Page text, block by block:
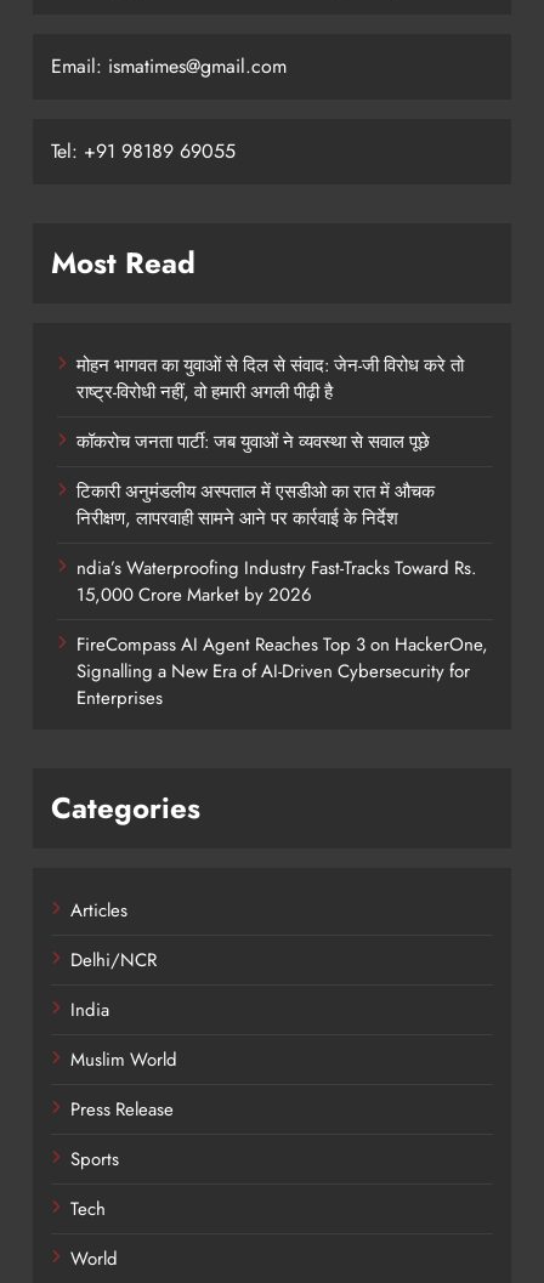
Email: ismatimes@gmail.com
Tel: +91 98189 69055
Most Read
मोहन भागवत का युवाओं से दिल से संवाद: जेन-जी विरोध करे तो
राष्ट्र-विरोधी नहीं, वो हमारी अगली पीढ़ी है
कॉकरोच जनता पार्टी: जब युवाओं ने व्यवस्था से सवाल पूछे
टिकारी अनुमंडलीय अस्पताल में एसडीओ का रात में औचक
निरीक्षण, लापरवाही सामने आने पर कार्रवाई के निर्देश
ndia’s Waterproofing Industry Fast-Tracks Toward Rs.
15,000 Crore Market by 2026
FireCompass AI Agent Reaches Top 3 on HackerOne,
Signalling a New Era of AI-Driven Cybersecurity for
Enterprises
Categories
Articles
Delhi/NCR
India
Muslim World
Press Release
Sports
Tech
World